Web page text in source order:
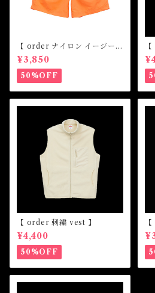
【 order ナイロン イージー
ショーツ】
¥3,850
50%OFF
ト
【 order 刺繍 vest 】
¥4,400
50%OFF
】